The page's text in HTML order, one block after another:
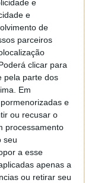
e
e
de
parceiros
clicar para
pela parte dos
Em
e
ou recusar o
processamento
seu
a esse
apenas a
ou retirar seu
pela
da
o
ao VMWare
as
da web, pode